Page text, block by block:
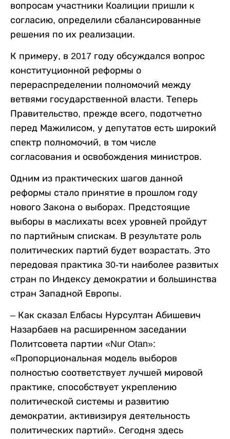
вопросам участники Коалиции пришли к
согласию, определили сбалансированные
решения по их реализации.
К примеру, в 2017 году обсуждался вопрос
конституционной реформы о
перераспределении полномочий между
ветвями государственной власти. Теперь
Правительство, прежде всего, подотчетно
перед Мажилисом, у депутатов есть широкий
спектр полномочий, в том числе
согласования и освобождения министров.
Одним из практических шагов данной
реформы стало принятие в прошлом году
нового Закона о выборах. Предстоящие
выборы в маслихаты всех уровней пройдут
по партийным спискам. В результате роль
политических партий будет возрастать. Это
передовая практика 30-ти наиболее развитых
стран по Индексу демократии и большинства
стран Западной Европы.
– Как сказал Елбасы Нурсултан Абишевич
Назарбаев на расширенном заседании
Политсовета партии «Nur Otan»:
«Пропорциональная модель выборов
полностью соответствует лучшей мировой
практике, способствует укреплению
политической системы и развитию
демократии, активизируя деятельность
политических партий». Сегодня здесь